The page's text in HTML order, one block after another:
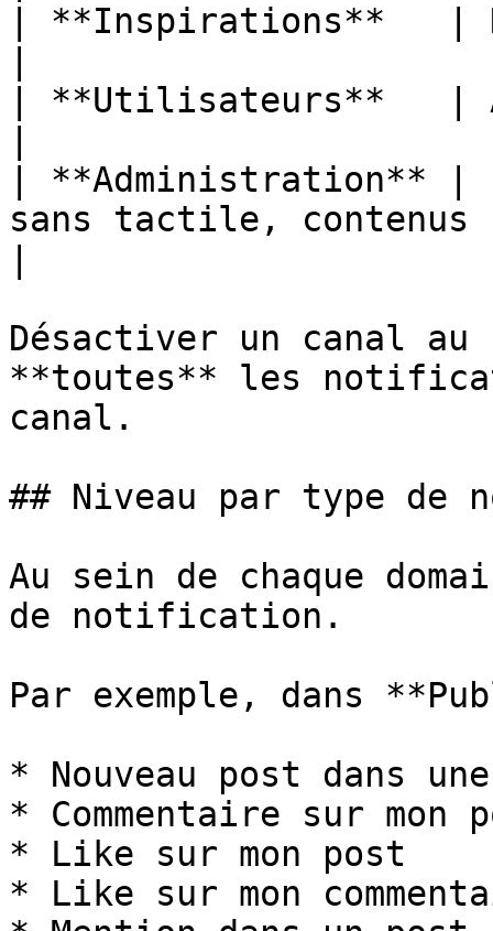
| **Inspirations**   |
| **Utilisateurs**   |
| **Administration** |
sans tactile, contenus
Désactiver un canal au
**toutes** les
canal.
## Niveau par type de
Au sein de chaque
de notification.
Par exemple, dans
* Nouveau post dans
* Commentaire sur mon
* Like sur mon post
* Like sur mon